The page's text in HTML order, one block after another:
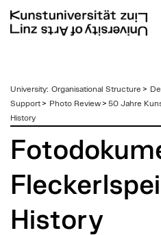
zum
Inhalt
University: Organisational Structure >
Support> Photo Review> 50 Jahre
History
History